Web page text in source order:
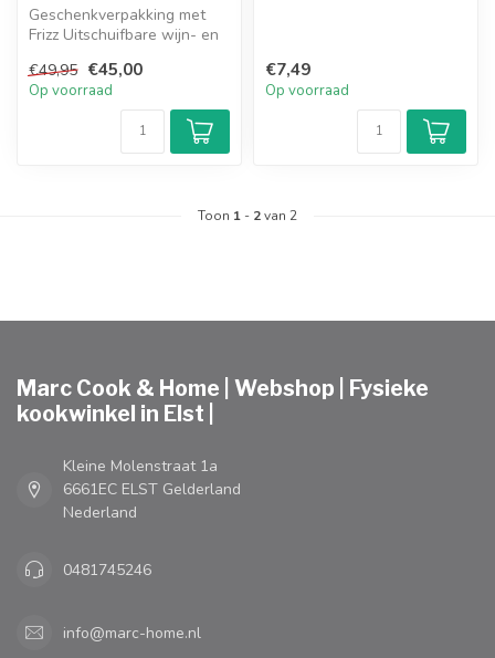
Geschenkverpakking met
Frizz Uitschuifbare wijn- en
Preserve ...
€49,95 €45,00
Op voorraad
€7,49
Op voorraad
Toon 1 - 2van 2
Marc Cook & Home | Webshop | Fysieke
kookwinkel in Elst |
Kleine Molenstraat 1a
6661EC ELST Gelderland
Nederland
0481745246
info@marc-home.nl